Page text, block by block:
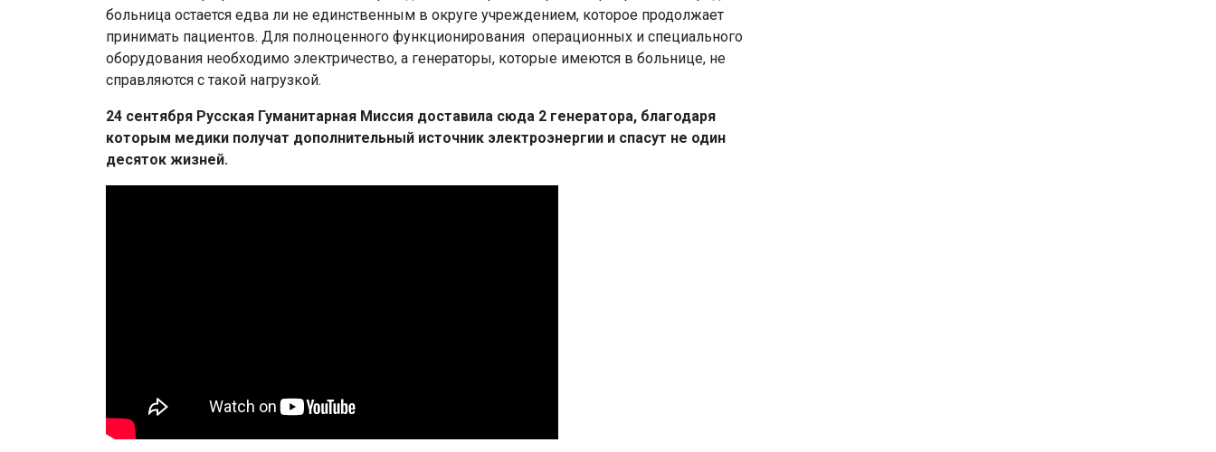
больница остается едва ли не единственным в округе учреждением, которое продолжает
принимать пациентов. Для полноценного функционирования операционных и специального
оборудования необходимо электричество, а генераторы, которые имеются в больнице, не
справляются с такой нагрузкой.
24 сентября Русская Гуманитарная Миссия доставила сюда 2 генератора, благодаря
которым медики получат дополнительный источник электроэнергии и спасут не один
десяток жизней.